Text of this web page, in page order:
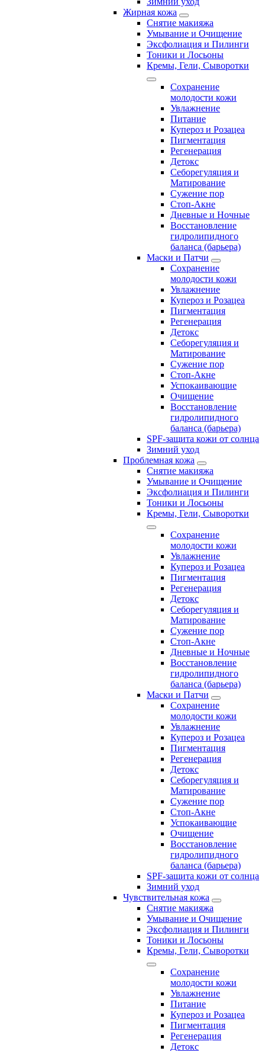
Жирная кожа
Снятие макияжа
Умывание и Очищение
Эксфолиация и Пилинги
Тоники и Лосьоны
Кремы, Гели, Сыворотки
Сохранение
молодости кожи
Увлажнение
Питание
Купероз и Розацеа
Пигментация
Регенерация
Детокс
Себорегуляция и
Матирование
Сужение пор
Стоп-Акне
Дневные и Ночные
Восстановление
гидролипидного
баланса (барьера)
Маски и Патчи
Сохранение
молодости кожи
Увлажнение
Купероз и Розацеа
Пигментация
Регенерация
Детокс
Себорегуляция и
Матирование
Сужение пор
Стоп-Акне
Успокаивающие
Очищение
Восстановление
гидролипидного
баланса (барьера)
SPF-защита кожи от солнца
Зимний уход
Проблемная кожа
Снятие макияжа
Умывание и Очищение
Эксфолиация и Пилинги
Тоники и Лосьоны
Кремы, Гели, Сыворотки
Сохранение
молодости кожи
Увлажнение
Купероз и Розацеа
Пигментация
Регенерация
Детокс
Себорегуляция и
Матирование
Сужение пор
Стоп-Акне
Дневные и Ночные
Восстановление
гидролипидного
баланса (барьера)
Маски и Патчи
Сохранение
молодости кожи
Увлажнение
Купероз и Розацеа
Пигментация
Регенерация
Детокс
Себорегуляция и
Матирование
Сужение пор
Стоп-Акне
Успокаивающие
Очищение
Восстановление
гидролипидного
баланса (барьера)
SPF-защита кожи от солнца
Зимний уход
Чувствительная кожа
Снятие макияжа
Умывание и Очищение
Эксфолиация и Пилинги
Тоники и Лосьоны
Кремы, Гели, Сыворотки
Сохранение
молодости кожи
Увлажнение
Питание
Купероз и Розацеа
Пигментация
Регенерация
Детокс